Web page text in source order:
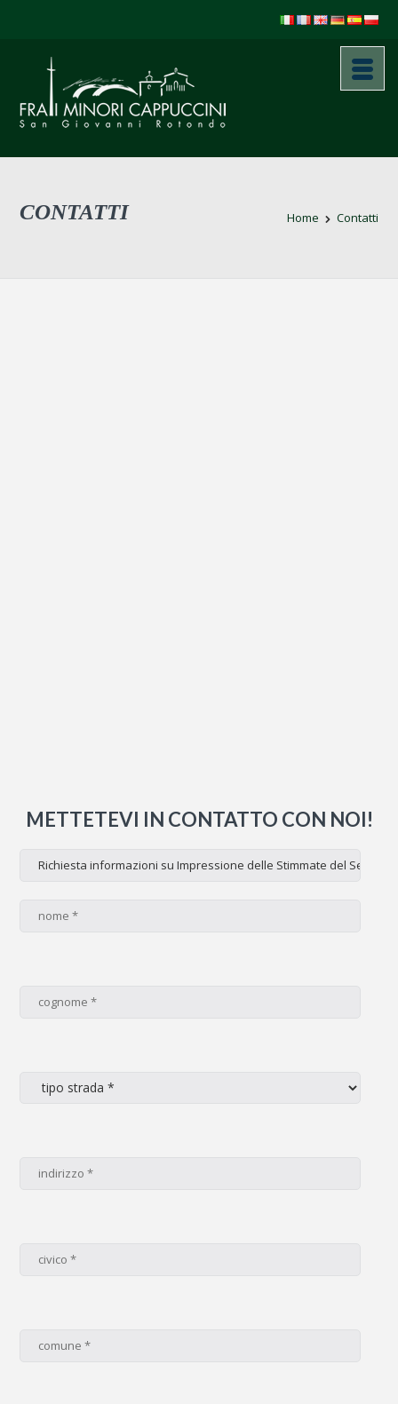
CONTATTI Home Contatti
METTETEVI IN CONTATTO CON NOI!